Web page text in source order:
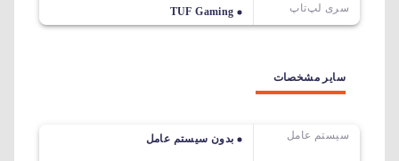
سری لپ‌تاپ TUF Gaming
سایر مشخصات
سیستم عامل بدون سیستم عامل